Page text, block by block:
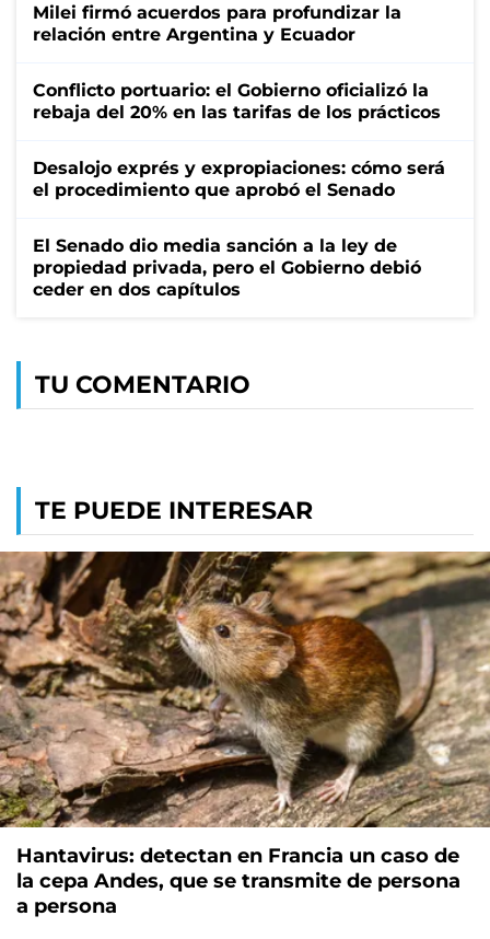
Milei firmó acuerdos para profundizar la
relación entre Argentina y Ecuador
Conflicto portuario: el Gobierno oficializó la
rebaja del 20% en las tarifas de los prácticos
Desalojo exprés y expropiaciones: cómo será
el procedimiento que aprobó el Senado
El Senado dio media sanción a la ley de
propiedad privada, pero el Gobierno debió
ceder en dos capítulos
TU COMENTARIO
TE PUEDE INTERESAR
Hantavirus: detectan en Francia un caso de
la cepa Andes, que se transmite de persona
a persona